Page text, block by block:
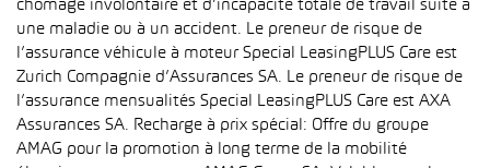
chômage involontaire et d’incapacité totale de travail suite à
une maladie ou à un accident. Le preneur de risque de
l’assurance véhicule à moteur Special LeasingPLUS Care est
Zurich Compagnie d’Assurances SA. Le preneur de risque de
l’assurance mensualités Special LeasingPLUS Care est AXA
Assurances SA. Recharge à prix spécial: Offre du groupe
AMAG pour la promotion à long terme de la mobilité